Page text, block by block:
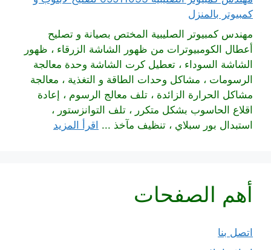
كمبيوتر بالمنزل
مهندس كمبيوتر الصليبية المختص بصيانة و تصليح
أعطال الكومبيوترات من ظهور الشاشة الزرقاء ، ظهور
الشاشة السوداء ، تعطيل كرت الشاشة وحدة معالجة
الرسومات ، مشاكل وحدات الطاقة و التغذية ، معالجة
مشاكل الحرارة الزائدة ، تلف معالج الرسوم ، إعادة
اقلاع الحاسوب بشكل متكرر ، تلف التوانزستور ،
استبدال بور سبلاي ، تنظيف مآخذ ... اقرأ المزيد
أهم الصفحات
اتصل بنا